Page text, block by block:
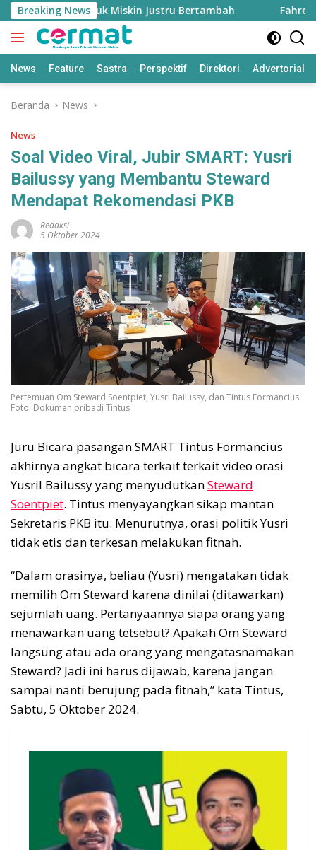
Langsung
ke
konten
Breaking News
Penduduk Miskin Justru Bertambah Fahreza
News Feature Sastra Perspektif Direktori Advertorial
Beranda News
News
Soal Video Viral, Jubir SMART: Yusri
Bailussy yang Membantu Steward
Mendapat Rekomendasi PKB
Redaksi
5 Oktober 2024
Pertemuan Om Steward Soentpiet, Yusri Bailussy, dan Tintus Formancius.
Foto: Dokumen pribadi Tintus
Juru Bicara pasangan SMART Tintus Formancius
akhirnya angkat bicara terkait terkait video orasi
Yusril Bailussy yang menyudutkanSteward
Soentpiet. Tintus menyayangkan sikap mantan
Sekretaris PKB itu. Menurutnya, orasi politik Yusri
tidak etis dan terkesan melakukan fitnah.
“Dalam orasinya, beliau (Yusri) mengatakan tidak
memilih Om Steward karena dinilai (ditawarkan)
sejumlah uang. Pertanyaannya siapa orang yang
menawarkan uang tetsebut? Apakah Om Steward
langsung atau ada orang yang mengatasnamakan
Steward? Jadi ini harus dijawab, karena jangan
sampai nanti berujung pada fitnah,” kata Tintus,
Sabtu, 5 Oktober 2024.